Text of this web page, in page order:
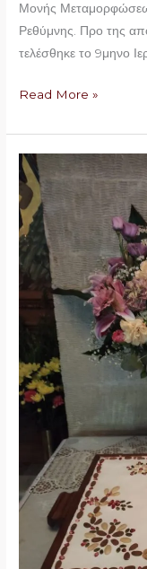
Μονής
Ρεθύμνης. Προ της
τελέσθηκε το 9μηνο
Read More »
μνημόσυνο
Γερόντισσας
πανσέμνης.